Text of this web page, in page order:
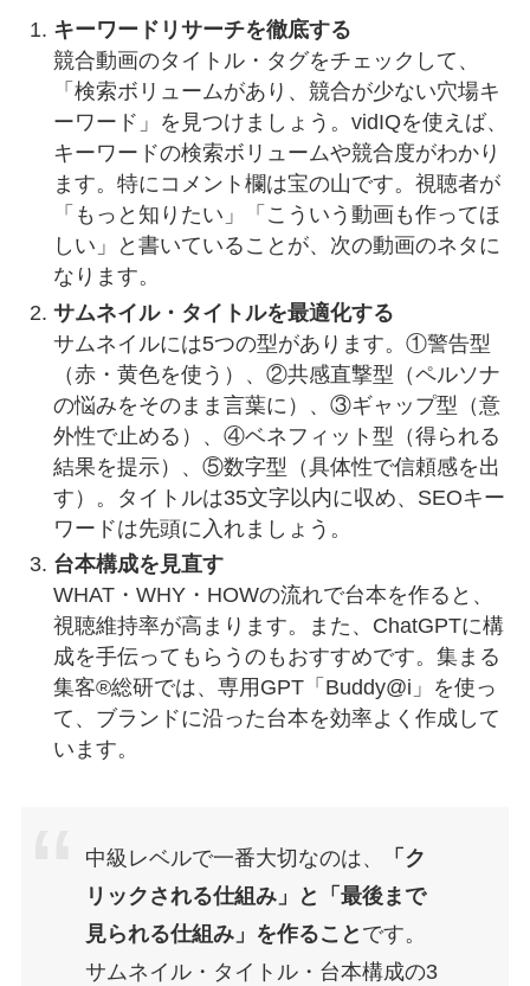
キーワードリサーチを徹底する
競合動画のタイトル・タグをチェックして、
「検索ボリュームがあり、競合が少ない穴場キ
ーワード」を見つけましょう。vidIQを使えば、
キーワードの検索ボリュームや競合度がわかり
ます。特にコメント欄は宝の山です。視聴者が
「もっと知りたい」「こういう動画も作ってほ
しい」と書いていることが、次の動画のネタに
なります。
サムネイル・タイトルを最適化する
サムネイルには5つの型があります。①警告型
（赤・黄色を使う）、②共感直撃型（ペルソナ
の悩みをそのまま言葉に）、③ギャップ型（意
外性で止める）、④ベネフィット型（得られる
結果を提示）、⑤数字型（具体性で信頼感を出
す）。タイトルは35文字以内に収め、SEOキー
ワードは先頭に入れましょう。
台本構成を見直す
WHAT・WHY・HOWの流れで台本を作ると、
視聴維持率が高まります。また、ChatGPTに構
成を手伝ってもらうのもおすすめです。集まる
集客®総研では、専用GPT「Buddy@i」を使っ
て、ブランドに沿った台本を効率よく作成して
います。
中級レベルで一番大切なのは、
「ク
リックされる仕組み」と「最後まで
見られる仕組み」を作ること です。
サムネイル・タイトル・台本構成の3